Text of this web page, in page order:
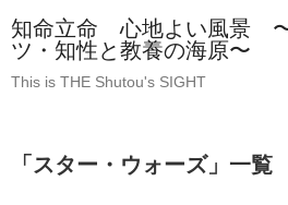
知命立命 心地よい風景
ツ・知性と教養の海原〜
This is THE Shutou's SIGHT
「 スター・ウォーズ」 一覧